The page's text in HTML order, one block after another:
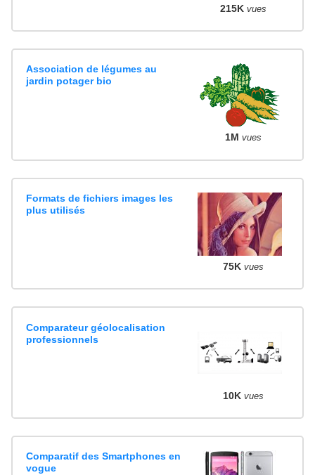
215K vues
Association de légumes au
jardin potager bio
1M vues
Formats de fichiers images les
plus utilisés
75K vues
Comparateur géolocalisation
professionnels
10K vues
Comparatif des Smartphones en
vogue